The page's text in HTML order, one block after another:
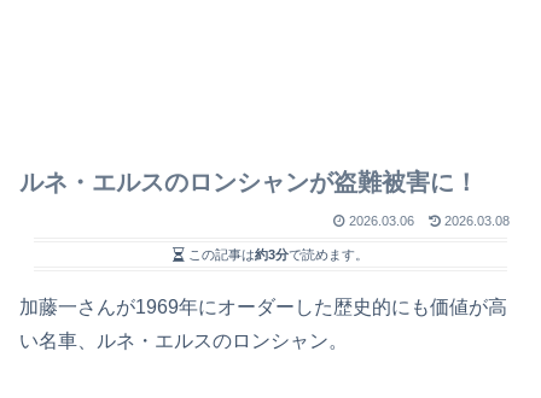
ルネ・エルスのロンシャンが盗難被害に！
2026.03.06 2026.03.08
この記事は約3分で読めます。
加藤一さんが1969年にオーダーした歴史的にも価値が高
い名車、ルネ・エルスのロンシャン。